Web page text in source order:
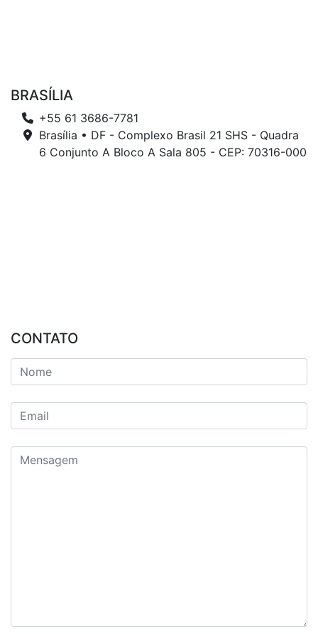
BRASÍLIA
+55 61 3686-7781
Brasília • DF - Complexo Brasil 21 SHS - Quadra
6 Conjunto A Bloco A Sala 805 - CEP: 70316-000
CONTATO